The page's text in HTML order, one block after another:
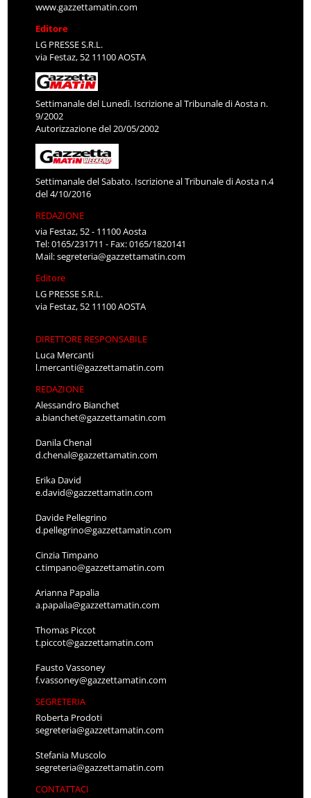
www.gazzettamatin.com
Editore
LG PRESSE S.R.L.
via Festaz, 52 11100 AOSTA
Settimanale del Lunedì. Iscrizione al Tribunale di Aosta n.
9/2002
Autorizzazione del 20/05/2002
Settimanale del Sabato. Iscrizione al Tribunale di Aosta n.4
del 4/10/2016
REDAZIONE
via Festaz, 52 - 11100 Aosta
Tel: 0165/231711 - Fax: 0165/1820141
Mail:segreteria@gazzettamatin.com
Editore
LG PRESSE S.R.L.
via Festaz, 52 11100 AOSTA
DIRETTORE RESPONSABILE
Luca Mercanti
l.mercanti@gazzettamatin.com
REDAZIONE
Alessandro Bianchet
a.bianchet@gazzettamatin.com
Danila Chenal
d.chenal@gazzettamatin.com
Erika David
e.david@gazzettamatin.com
Davide Pellegrino
d.pellegrino@gazzettamatin.com
Cinzia Timpano
c.timpano@gazzettamatin.com
Arianna Papalia
a.papalia@gazzettamatin.com
Thomas Piccot
t.piccot@gazzettamatin.com
Fausto Vassoney
f.vassoney@gazzettamatin.com
SEGRETERIA
Roberta Prodoti
segreteria@gazzettamatin.com
Stefania Muscolo
segreteria@gazzettamatin.com
CONTATTACI